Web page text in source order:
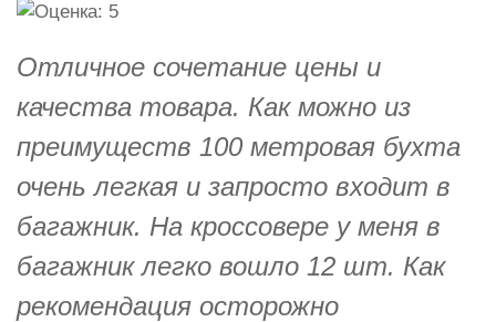
Отличное сочетание цены и
качества товара. Как можно из
преимуществ 100 метровая бухта
очень легкая и запросто входит в
багажник. На кроссовере у меня в
багажник легко вошло 12 шт. Как
рекомендация осторожно